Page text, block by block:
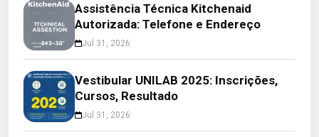
Assistência Técnica Kitchenaid
Autorizada: Telefone e Endereço
Jul 31, 2026
Vestibular UNILAB 2025: Inscrições,
Cursos, Resultado
Jul 31, 2026